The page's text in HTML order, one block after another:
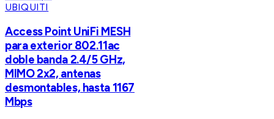
UBIQUITI
Access Point UniFi MESH
para exterior 802.11ac
doble banda 2.4/5 GHz,
MIMO 2x2, antenas
desmontables, hasta 1167
Mbps